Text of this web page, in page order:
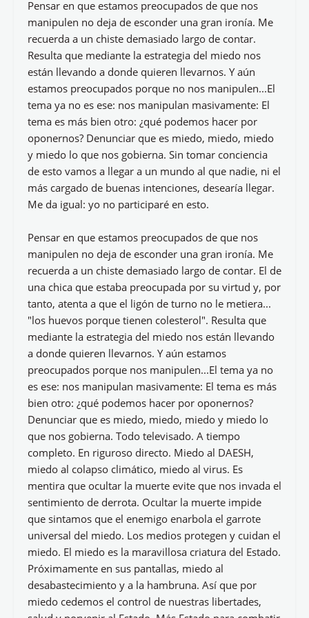
Pensar en que estamos preocupados de que nos
manipulen no deja de esconder una gran ironía. Me
recuerda a un chiste demasiado largo de contar.
Resulta que mediante la estrategia del miedo nos
están llevando a donde quieren llevarnos. Y aún
estamos preocupados porque no nos manipulen...El
tema ya no es ese: nos manipulan masivamente: El
tema es más bien otro: ¿qué podemos hacer por
oponernos? Denunciar que es miedo, miedo, miedo
y miedo lo que nos gobierna. Sin tomar conciencia
de esto vamos a llegar a un mundo al que nadie, ni el
más cargado de buenas intenciones, desearía llegar.
Me da igual: yo no participaré en esto.
Pensar en que estamos preocupados de que nos
manipulen no deja de esconder una gran ironía. Me
recuerda a un chiste demasiado largo de contar. El de
una chica que estaba preocupada por su virtud y, por
tanto, atenta a que el ligón de turno no le metiera...
"los huevos porque tienen colesterol". Resulta que
mediante la estrategia del miedo nos están llevando
a donde quieren llevarnos. Y aún estamos
preocupados porque nos manipulen...El tema ya no
es ese: nos manipulan masivamente: El tema es más
bien otro: ¿qué podemos hacer por oponernos?
Denunciar que es miedo, miedo, miedo y miedo lo
que nos gobierna. Todo televisado. A tiempo
completo. En riguroso directo. Miedo al DAESH,
miedo al colapso climático, miedo al virus. Es
mentira que ocultar la muerte evite que nos invada el
sentimiento de derrota. Ocultar la muerte impide
que sintamos que el enemigo enarbola el garrote
universal del miedo. Los medios protegen y cuidan el
miedo. El miedo es la maravillosa criatura del Estado.
Próximamente en sus pantallas, miedo al
desabastecimiento y a la hambruna. Así que por
miedo cedemos el control de nuestras libertades,